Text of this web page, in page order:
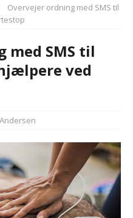
Overvejer ordning med SMS til
med SMS til
ved